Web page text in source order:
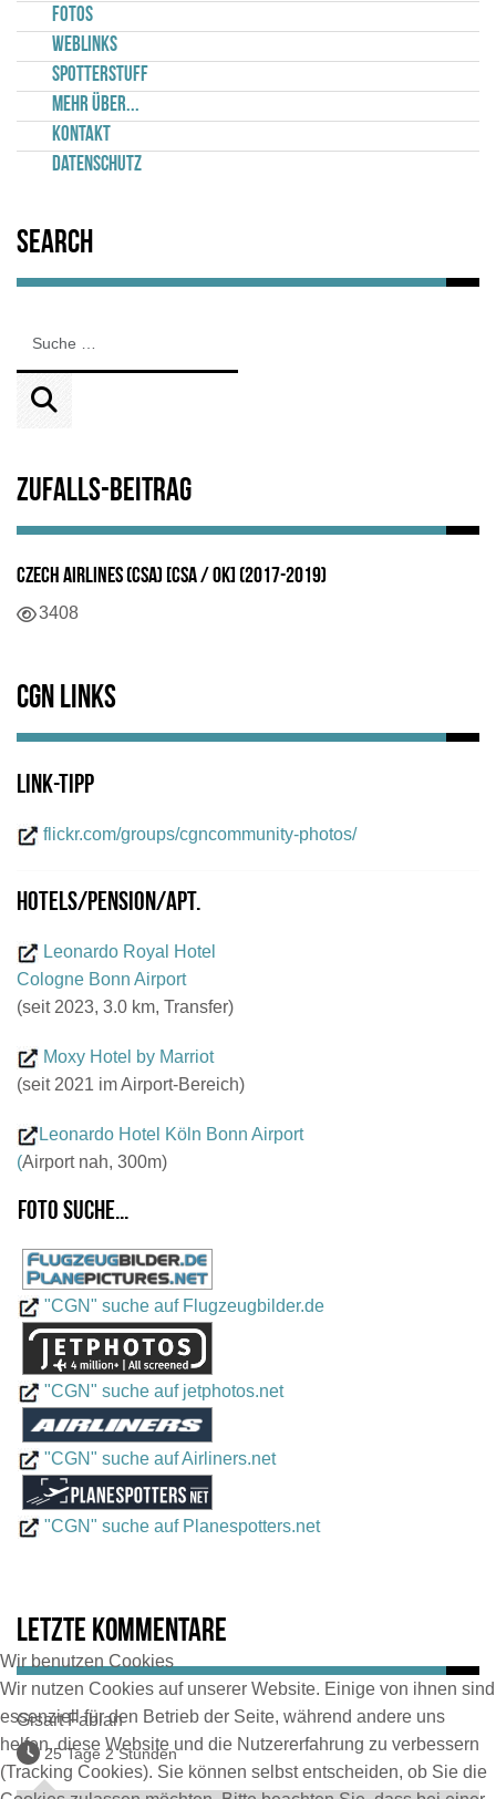
Fotos
Weblinks
Spotterstuff
Mehr über...
Kontakt
Datenschutz
Search
Zufalls-Beitrag
Czech Airlines (CSA) [CSA / OK] (2017-2019)
Details
3408
CGN Links
Link-Tipp
flickr.com/groups/cgncommunity-photos/
Hotels/Pension/Apt.
Leonardo Royal Hotel
Cologne Bonn Airport
(seit 2023, 3.0 km, Transfer)
Moxy Hotel by Marriot
(seit 2021 im Airport-Bereich)
Leonardo Hotel Köln Bonn Airport
(Airport nah, 300m)
Foto suche...
"CGN" suche auf Flugzeugbilder.de
"CGN" suche auf jetphotos.net
"CGN" suche auf Airliners.net
"CGN" suche auf Planespotters.net
Letzte Kommentare
Gisart Fabian
25 Tage 2 Stunden
Wir benutzen Cookies
Wir nutzen Cookies auf unserer Website. Einige von ihnen sind
essenziell für den Betrieb der Seite, während andere uns
helfen, diese Website und die Nutzererfahrung zu verbessern
(Tracking Cookies). Sie können selbst entscheiden, ob Sie die